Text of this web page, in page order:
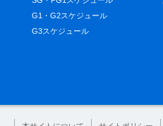
G1・G2スケジュール
G3スケジュール